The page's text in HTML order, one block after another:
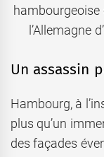
l’Allemagne
Un assassin
Hambourg, à
plus qu’un
des façades